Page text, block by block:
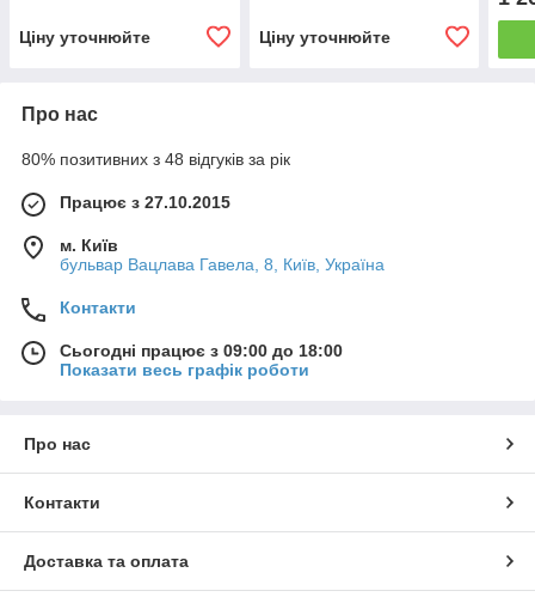
Ціну уточнюйте Ціну уточнюйте
Про нас
80% позитивних з 48 відгуків за рік
Працює з 27.10.2015
м. Київ
бульвар Вацлава Гавела, 8, Київ, Україна
Контакти
Сьогодні працює з 09:00 до 18:00
Показати весь графік роботи
Про нас
Контакти
Доставка та оплата